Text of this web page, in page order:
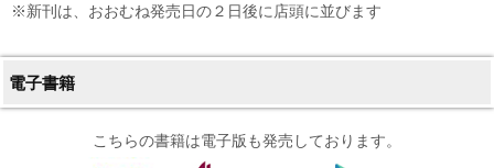
※新刊は、おおむね発売日の２日後に店頭に並びます
電子書籍
こちらの書籍は電子版も発売しております。